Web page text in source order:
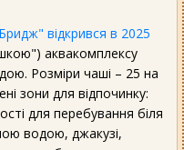
Бридж" відкрився в 2025
аквакомплексу
Розміри чаші – 25 на
зони для відпочинку:
для перебування біля
водою, джакузі,